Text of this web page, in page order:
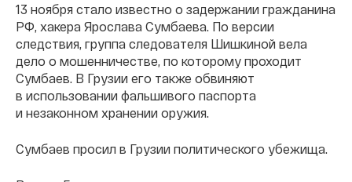
13 ноября стало известно о задержании гражданина
РФ, хакера Ярослава Сумбаева. По версии
следствия, группа следователя Шишкиной вела
дело о мошенничестве, по которому проходит
Сумбаев. В Грузии его также обвиняют
в использовании фальшивого паспорта
и незаконном хранении оружия.
Сумбаев просил в Грузии политического убежища.